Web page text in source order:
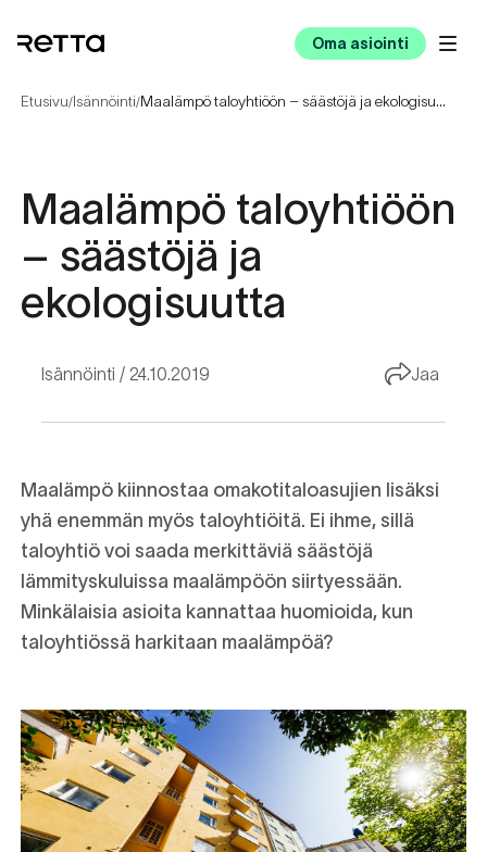
Oma asiointi
Etusivu/Isännöinti/ Maalämpö taloyhtiöön – säästöjä ja ekologisuutta
Maalämpö taloyhtiöön
– säästöjä ja
ekologisuutta
Isännöinti 24.10.2019 Jaa
Maalämpö kiinnostaa omakotitaloasujien lisäksi
yhä enemmän myös taloyhtiöitä. Ei ihme, sillä
taloyhtiö voi saada merkittäviä säästöjä
lämmityskuluissa maalämpöön siirtyessään.
Minkälaisia asioita kannattaa huomioida, kun
taloyhtiössä harkitaan maalämpöä?